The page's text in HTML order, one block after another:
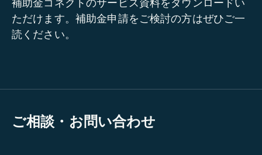
ただけます。補助金申請をご検討の方はぜひご一
読ください。
ご相談・お問い合わせ